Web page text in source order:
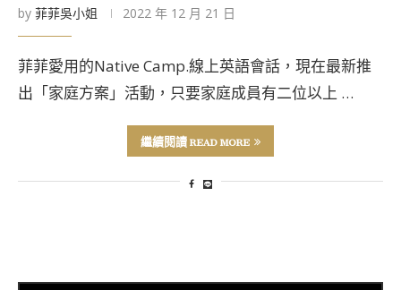
by 菲菲吳小姐 2022 年 12 月 21 日
菲菲愛用的Native Camp.線上英語會話，現在最新推
出「家庭方案」活動，只要家庭成員有二位以上 …
繼續閱讀 READ MORE